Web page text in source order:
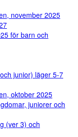
november 2025
för barn och
junior) läger 5-7
oktober 2025
juniorer och
(ver 3) och